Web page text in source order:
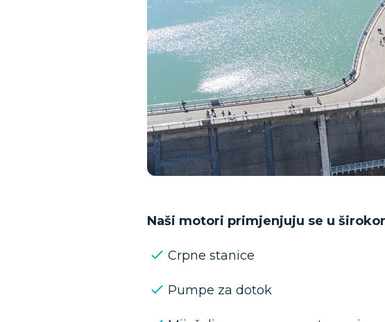
Naši motori primjenjuju se u
Crpne stanice
Pumpe za dotok